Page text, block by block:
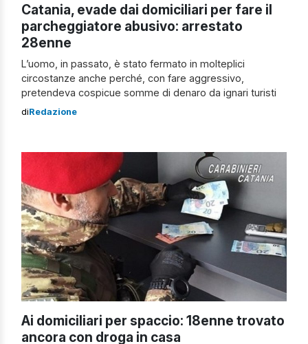
Catania, evade dai domiciliari per fare il
parcheggiatore abusivo: arrestato
28enne
L’uomo, in passato, è stato fermato in molteplici
circostanze anche perché, con fare aggressivo,
pretendeva cospicue somme di denaro da ignari turisti
diRedazione
Ai domiciliari per spaccio: 18enne trovato
ancora con droga in casa